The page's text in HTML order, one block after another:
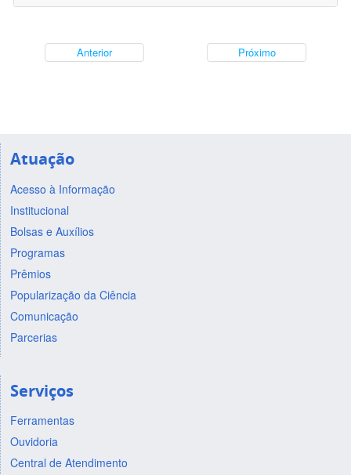
Anterior Próximo
Atuação
Acesso à Informação
Institucional
Bolsas e Auxílios
Programas
Prêmios
Popularização da Ciência
Comunicação
Parcerias
Serviços
Ferramentas
Ouvidoria
Central de Atendimento